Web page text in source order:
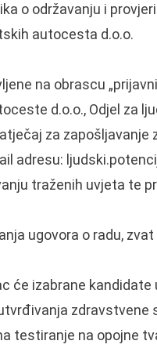
o održavanju i
autocesta d.o.o.
na obrascu
d.o.o., Odjel za
za
adresu:
traženih uvjeta te
ugovora o radu,
će izabrane
zdravstvene
testiranje na opojne